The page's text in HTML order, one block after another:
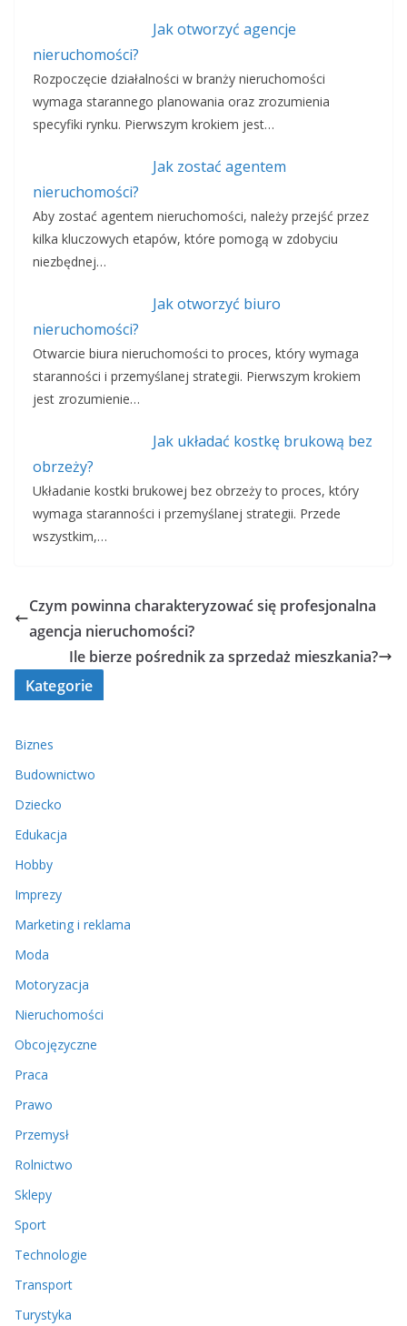
Jak otworzyć agencje
nieruchomości?
Rozpoczęcie działalności w branży nieruchomości
wymaga starannego planowania oraz zrozumienia
specyfiki rynku. Pierwszym krokiem jest…
Jak zostać agentem
nieruchomości?
Aby zostać agentem nieruchomości, należy przejść przez
kilka kluczowych etapów, które pomogą w zdobyciu
niezbędnej…
Jak otworzyć biuro
nieruchomości?
Otwarcie biura nieruchomości to proces, który wymaga
staranności i przemyślanej strategii. Pierwszym krokiem
jest zrozumienie…
Jak układać kostkę brukową bez
obrzeży?
Układanie kostki brukowej bez obrzeży to proces, który
wymaga staranności i przemyślanej strategii. Przede
wszystkim,…
Czym powinna charakteryzować się profesjonalna
agencja nieruchomości?
Ile bierze pośrednik za sprzedaż mieszkania?
Kategorie
Biznes
Budownictwo
Dziecko
Edukacja
Hobby
Imprezy
Marketing i reklama
Moda
Motoryzacja
Nieruchomości
Obcojęzyczne
Praca
Prawo
Przemysł
Rolnictwo
Sklepy
Sport
Technologie
Transport
Turystyka